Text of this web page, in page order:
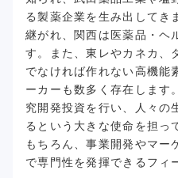
る製薬企業を生み出してき
継がれ、関西は医薬品・ヘ
す。また、東レやカネカ、
でなければ作れない高機能
ーカーも数多く存在します
究開発投資を行い、人々の
るという大きな使命を担っ
もちろん、事業開発やマー
で専門性を発揮できるフィ